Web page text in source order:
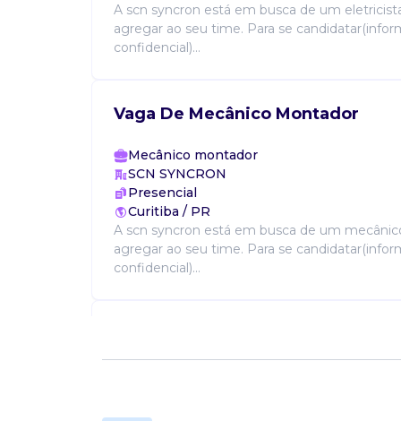
A scn syncron está em busca de um
agregar ao seu time. Para se
confidencial)...
Vaga De Mecânico Montador
Mecânico montador
SCN SYNCRON
Presencial
Curitiba / PR
A scn syncron está em busca de um
agregar ao seu time. Para se
confidencial)...